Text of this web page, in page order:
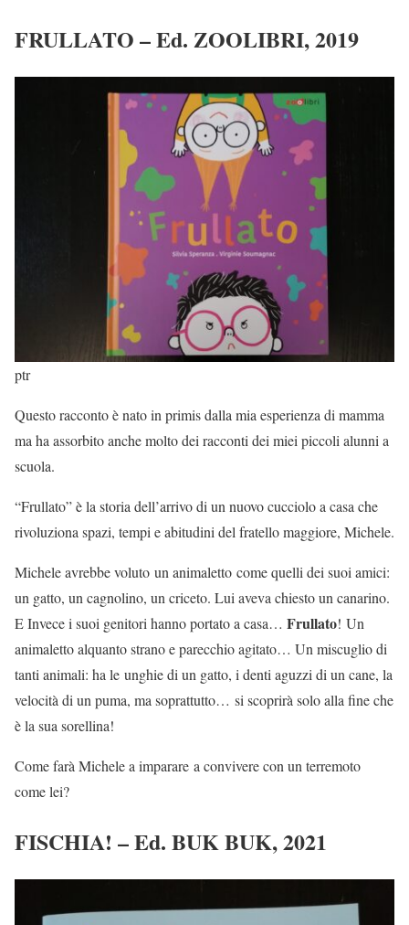
FRULLATO – Ed. ZOOLIBRI, 2019
ptr
Questo racconto è nato in primis dalla mia esperienza di mamma
ma ha assorbito anche molto dei racconti dei miei piccoli alunni a
scuola.
“Frullato” è la storia dell’arrivo di un nuovo cucciolo a casa che
rivoluziona spazi, tempi e abitudini del fratello maggiore, Michele.
Michele avrebbe voluto un animaletto come quelli dei suoi amici:
un gatto, un cagnolino, un criceto. Lui aveva chiesto un canarino.
E Invece i suoi genitori hanno portato a casa… Frullato! Un
animaletto alquanto strano e parecchio agitato… Un miscuglio di
tanti animali: ha le unghie di un gatto, i denti aguzzi di un cane, la
velocità di un puma, ma soprattutto… si scoprirà solo alla fine che
è la sua sorellina!
Come farà Michele a imparare a convivere con un terremoto
come lei?
FISCHIA! – Ed. BUK BUK, 2021